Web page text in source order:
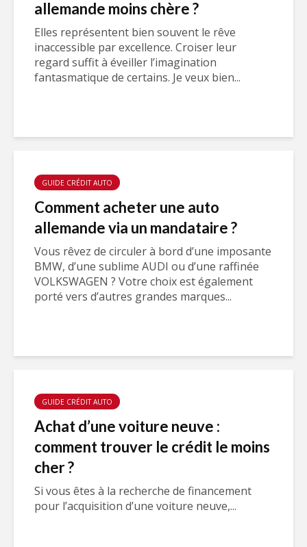
allemande moins chère ?
Elles représentent bien souvent le rêve
inaccessible par excellence. Croiser leur
regard suffit à éveiller l’imagination
fantasmatique de certains. Je veux bien...
GUIDE CRÉDIT AUTO
Comment acheter une auto
allemande via un mandataire ?
Vous rêvez de circuler à bord d’une imposante
BMW, d’une sublime AUDI ou d’une raffinée
VOLKSWAGEN ? Votre choix est également
porté vers d’autres grandes marques...
GUIDE CRÉDIT AUTO
Achat d’une voiture neuve :
comment trouver le crédit le moins
cher ?
Si vous êtes à la recherche de financement
pour l’acquisition d’une voiture neuve,...